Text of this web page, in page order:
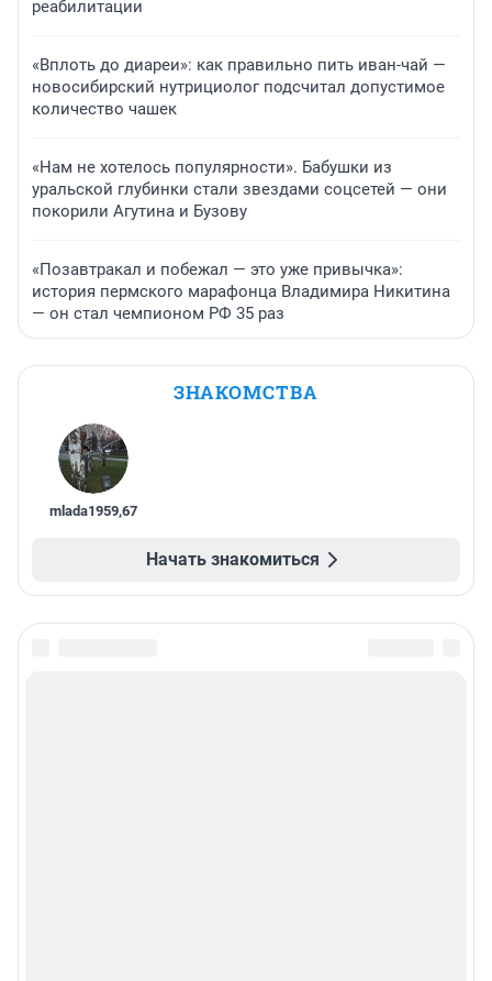
реабилитации
«Вплоть до диареи»: как правильно пить иван-чай —
новосибирский нутрициолог подсчитал допустимое
количество чашек
«Нам не хотелось популярности». Бабушки из
уральской глубинки стали звездами соцсетей — они
покорили Агутина и Бузову
«Позавтракал и побежал — это уже привычка»:
история пермского марафонца Владимира Никитина
— он стал чемпионом РФ 35 раз
ЗНАКОМСТВА
mlada1959,67
Начать знакомиться